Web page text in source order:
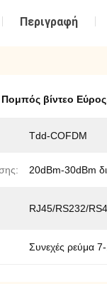
Περιγραφή
βίντεο Εύρος
Tdd-COFDM
20dBm-30dBm
RJ45/RS232/
Συνεχές ρεύμα